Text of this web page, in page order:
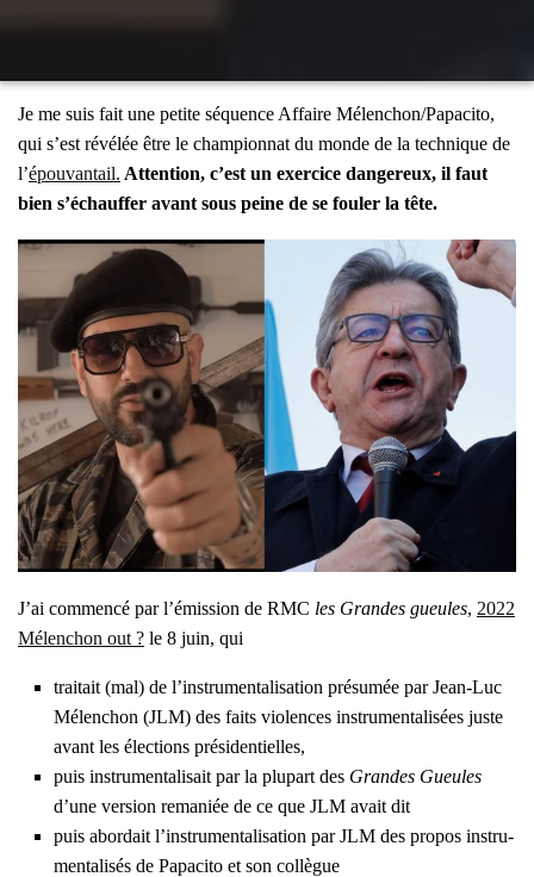
Je me suis fait une petite séquence Affaire Mélenchon/Papacito,
qui s’est révé­lée être le cham­pion­nat du monde de la tech­nique de
l’épou­van­tail. Atten­tion, c’est un exer­cice dan­ge­reux, il faut
bien s’é­chauf­fer avant sous peine de se fou­ler la tête.
J’ai com­men­cé par l’é­mis­sion de RMC les Grandes gueules, 2022
Mélen­chon out ? le 8 juin, qui
trai­tait (mal) de l’ins­tru­men­ta­li­sa­tion pré­su­mée par Jean-Luc
Mélen­chon (JLM) des faits vio­lences ins­tru­men­ta­li­sées juste
avant les élec­tions pré­si­den­tielles,
puis ins­tru­men­ta­li­sait par la plu­part des Grandes Gueules
d’une ver­sion rema­niée de ce que JLM avait dit
puis abor­dait l’ins­tru­men­ta­li­sa­tion par JLM des pro­pos ins­tru­
men­ta­li­sés de Papa­ci­to et son col­lègue